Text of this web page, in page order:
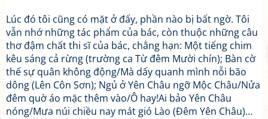
Lúc đó tôi cũng có mặt ở đấy, phần nào bị bất ngờ. Tôi
vẫn nhớ những tác phẩm của bác, còn thuộc những câu
thơ đậm chất thi sĩ của bác, chẳng hạn: Một tiếng chim
kêu sáng cả rừng (trường ca Từ đêm Mười chín); Bàn cờ
thế sự quân không động/Mà dấy quanh mình nỗi bão
dông (Lên Côn Sơn); Ngủ ở Yên Châu ngỡ Mộc Châu/Nửa
đêm quờ áo mặc thêm vào/Ô hay!Ai bảo Yên Châu
nóng/Mưa núi chiều nay mát gió Lào (Đêm Yên Châu)…